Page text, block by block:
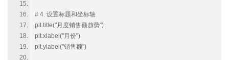
# 4. 设置标题和坐标轴
plt.title("月度销售额趋势")
plt.xlabel("月份")
plt.ylabel("销售额")